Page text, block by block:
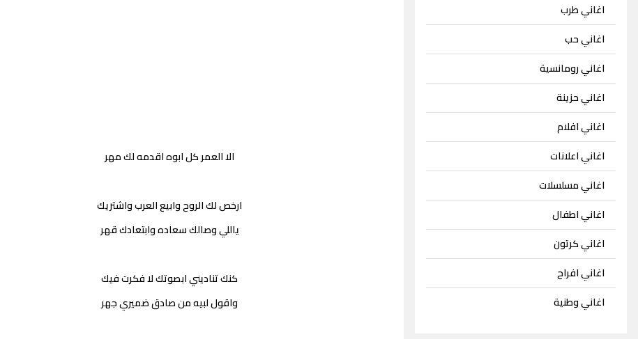
اغاني طرب
اغاني حب
اغاني رومانسية
اغاني حزينة
اغاني افلام
اغاني اعلانات
اغاني مسلسلات
اغاني اطفال
اغاني كرتون
اغاني افراح
اغاني وطنية
الا العمر كل ابوه اقدمه لك مهر
ارخص لك الروح وابيع العرب واشتريك
ياللي وصالك سعاده وابتعادك قهر
كنك تناديني ابصوتك لا فكرت فيك
واقول لبيه من صادق ضميري جهر